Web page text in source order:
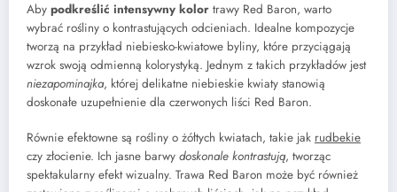
Aby podkreślić intensywny kolor trawy Red Baron, warto
wybrać rośliny o kontrastujących odcieniach. Idealne kompozycje
tworzą na przykład niebiesko-kwiatowe byliny, które przyciągają
wzrok swoją odmienną kolorystyką. Jednym z takich przykładów jest
niezapominajka, której delikatne niebieskie kwiaty stanowią
doskonałe uzupełnienie dla czerwonych liści Red Baron.
Równie efektowne są rośliny o żółtych kwiatach, takie jak rudbekie
czy złocienie. Ich jasne barwy doskonale kontrastują, tworząc
spektakularny efekt wizualny. Trawa Red Baron może być również